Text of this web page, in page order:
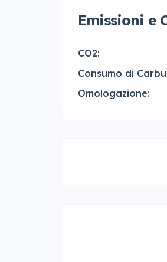
Emissioni e
CO2:
Consumo di
Omologazione: